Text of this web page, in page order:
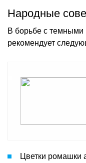
Народные
В борьбе с темными
рекомендует
Цветки ромашки